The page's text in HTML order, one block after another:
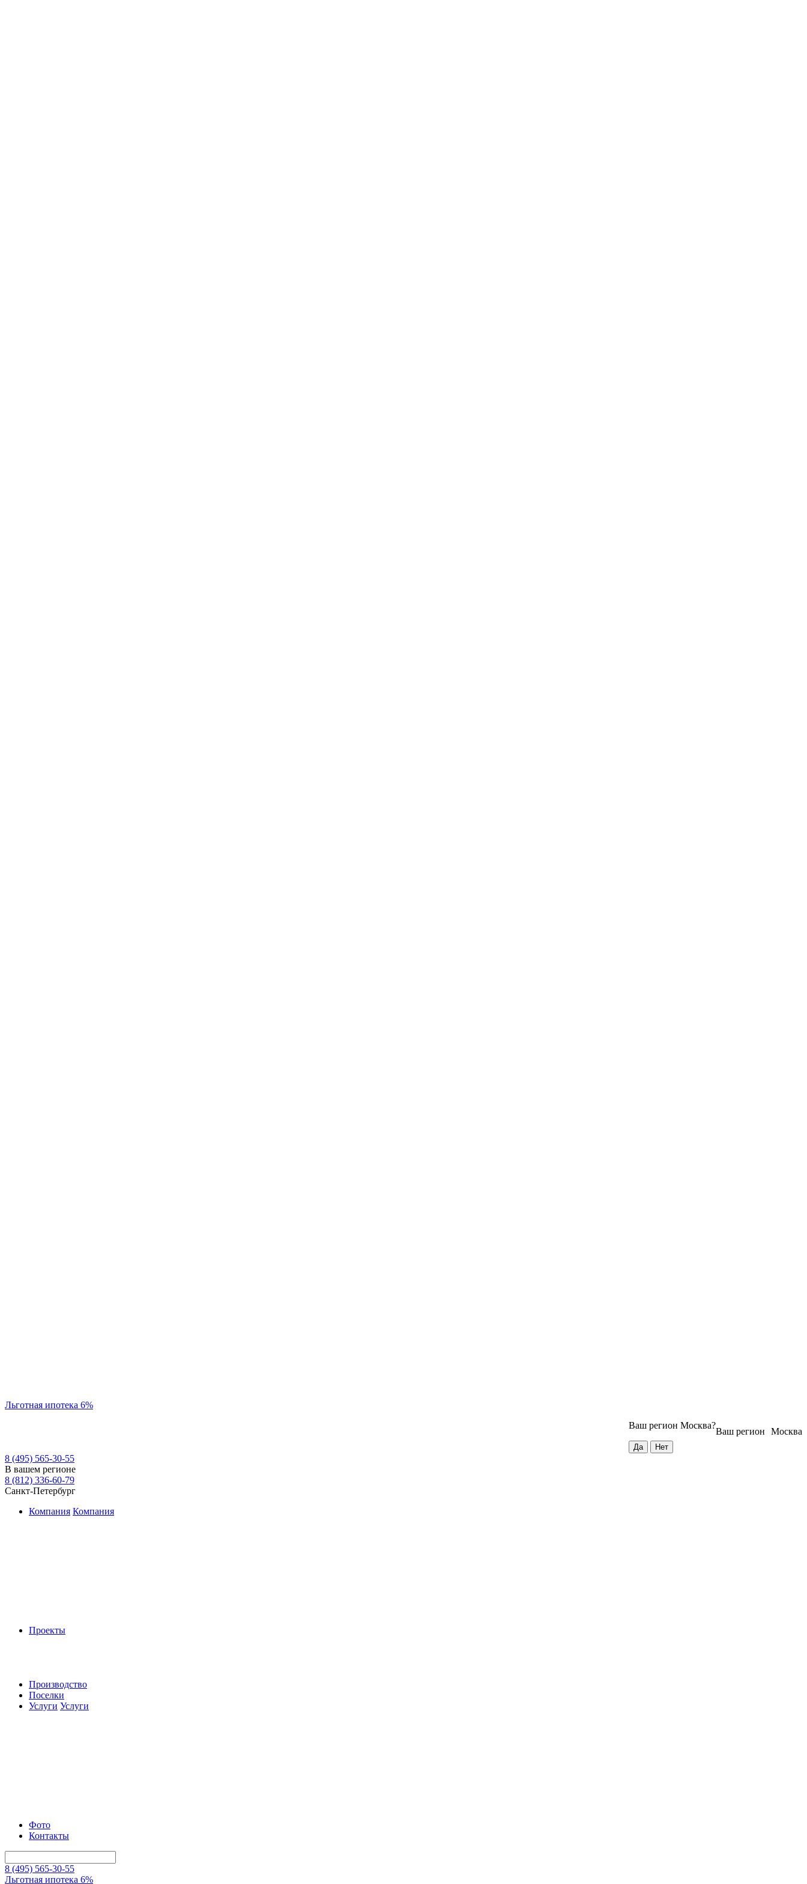
Льготная ипотека 6%
Москва
Ваш регион
Ваш регион Москва?
8 (495) 565-30-55
В вашем регионе
8 (812) 336-60-79
Санкт-Петербург
Компания Компания
Проекты
Производство
Поселки
Услуги Услуги
Фото
Контакты
8 (495) 565-30-55
Льготная ипотека 6%